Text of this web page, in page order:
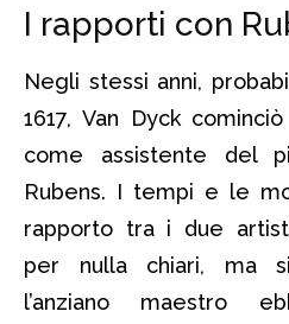
I rapporti con
Negli stessi anni,
1617, Van Dyck
come assistente del
Rubens. I tempi e le
rapporto tra i due
per nulla chiari, ma
l’anziano maestro